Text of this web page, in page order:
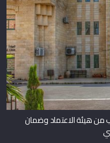
من هيئة الاعتماد وضمان